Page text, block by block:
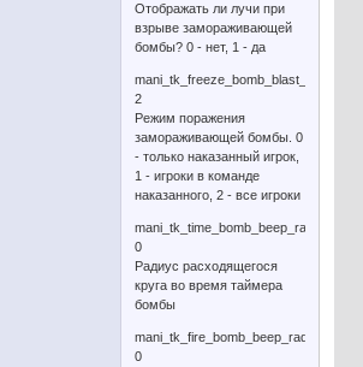
Отображать ли лучи при
взрыве замораживающей
бомбы? 0 - нет, 1 - да
mani_tk_freeze_bomb_blast_mode
2
Режим поражения
замораживающей бомбы. 0
- только наказанный игрок,
1 - игроки в команде
наказанного, 2 - все игроки
mani_tk_time_bomb_beep_radius
0
Радиус расходящегося
круга во время таймера
бомбы
mani_tk_fire_bomb_beep_radius
0